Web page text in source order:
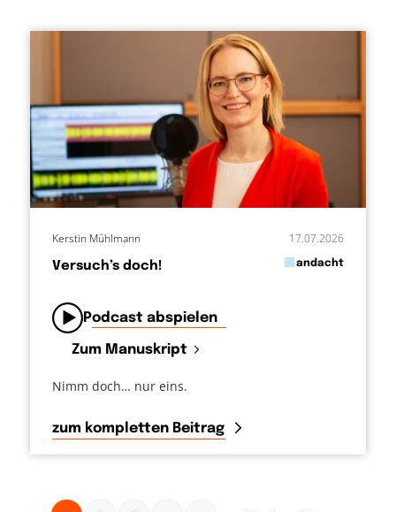
Versuch’s doch!
17.07.2026
inandacht
Kerstin Mühlmann
Podcast abspielen
Zum Manuskript
Nimm doch… nur eins.
zum kompletten Beitrag